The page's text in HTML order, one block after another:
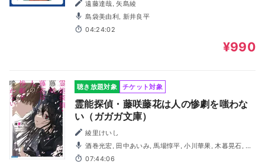
遠藤達哉, 矢島綾
島袋美由利, 新井良平
04:24:02
¥990
聴き放題対象 チケット対象
霊能探偵・藤咲藤花は人の惨劇を嗤わな
い（ガガガ文庫）
綾里けいし
酒巻光宏, 田中あいみ, 馬場惇平, 小川華果, 木暮晃石, 仲
咲志織, 弓野真紀, 由崎詩織
07:44:06